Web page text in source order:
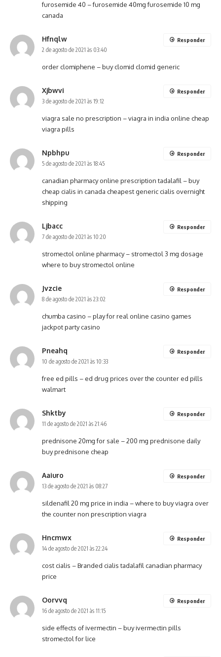
furosemide 40 –furosemide 40mgfurosemide 10 mg
canada
Hfnqlw
2 de agosto de 2021 às 03:40
order clomiphene –buy clomid clomid generic
Responder
Xjbwvi
3 de agosto de 2021 às 19:12
viagra sale no prescription –viagra in india online cheap
viagra pills
Responder
Npbhpu
5 de agosto de 2021 às 18:45
canadian pharmacy online prescription tadalafil –buy
cheap cialis in canada cheapest generic cialis overnight
shipping
Responder
Ljbacc
7 de agosto de 2021 às 10:20
stromectol online pharmacy – stromectol 3 mg dosage
where to buy stromectol online
Responder
Jvzcie
8 de agosto de 2021 às 23:02
chumba casino –play for real online casino games
jackpot party casino
Responder
Pneahq
10 de agosto de 2021 às 10:33
free ed pills – ed drug prices over the counter ed pills
walmart
Responder
Shktby
11 de agosto de 2021 às 21:46
prednisone 20mg for sale –200 mg prednisone daily
buy prednisone cheap
Responder
Aaiuro
13 de agosto de 2021 às 08:27
sildenafil 20 mg price in india –where to buy viagra over
the counternon prescription viagra
Responder
Hncmwx
14 de agosto de 2021 às 22:24
cost cialis –Branded cialistadalafil canadian pharmacy
price
Responder
Oorvvq
16 de agosto de 2021 às 11:15
side effects of ivermectin –buy ivermectin pills
stromectol for lice
Responder